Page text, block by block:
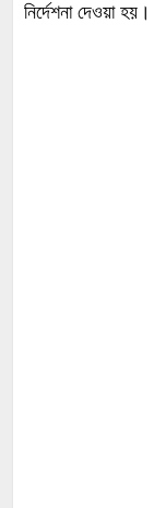
নির্দেশনা দেওয়া হয়।